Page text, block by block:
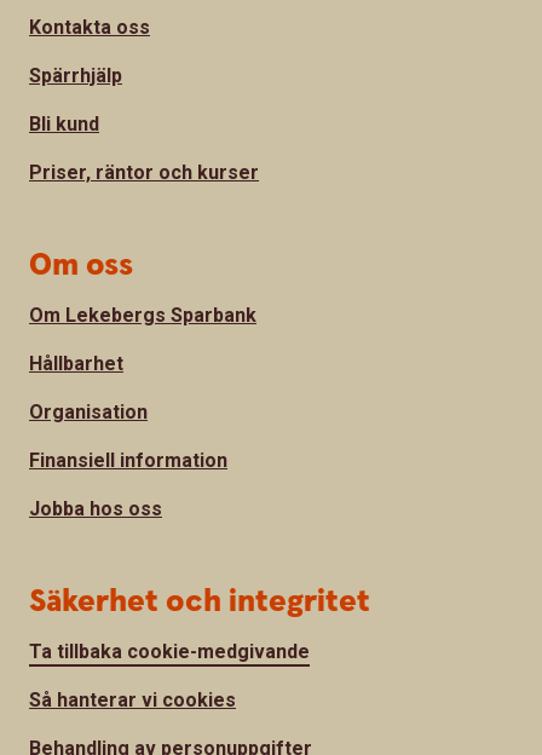
Kontakta oss
Spärrhjälp
Bli kund
Priser, räntor och kurser
Om oss
Om Lekebergs Sparbank
Hållbarhet
Organisation
Finansiell information
Jobba hos oss
Säkerhet och integritet
Ta tillbaka cookie-medgivande
Så hanterar vi cookies
Behandling av personuppgifter